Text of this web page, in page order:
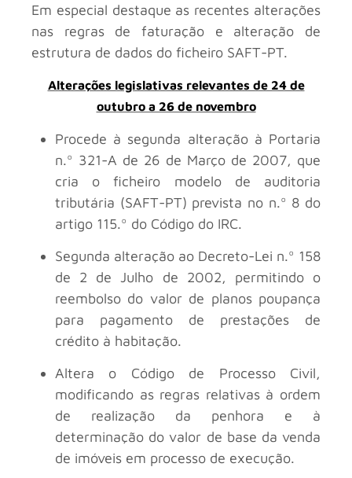
Em especial destaque as recentes alterações
nas regras de faturação e alteração de
estrutura de dados do ficheiro SAFT-PT.
Alterações legislativas relevantes de 24 de
outubro a 26 de novembro
Procede à segunda alteração à Portaria
n.º 321-A de 26 de Março de 2007, que
cria o ficheiro modelo de auditoria
tributária (SAFT-PT) prevista no n.º 8 do
artigo 115.º do Código do IRC.
Segunda alteração ao Decreto-Lei n.º 158
de 2 de Julho de 2002, permitindo o
reembolso do valor de planos poupança
para pagamento de prestações de
crédito à habitação.
Altera o Código de Processo Civil,
modificando as regras relativas à ordem
de realização da penhora e à
determinação do valor de base da venda
de imóveis em processo de execução.